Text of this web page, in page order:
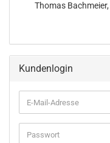
Thomas
Kundenlogin
E-
Mail-
Adresse
Passwort